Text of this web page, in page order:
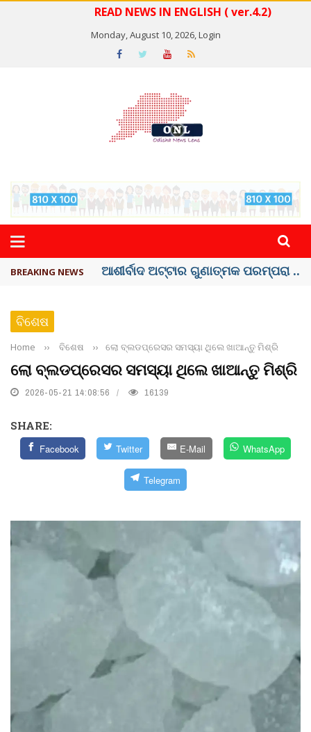
READ NEWS IN ENGLISH ( ver.4.2)
Monday, August 10, 2026,Login
BREAKING NEWS ବେଦାନ୍ତ ଆଲୁମିନିୟର ପ୍ରକଳ୍ପ ସଙ୍ଗମ ...
ବିଶେଷ
Home ›› ବିଶେଷ ›› ଲୋ ବ୍ଲଡପ୍ରେସର ସମସ୍ୟା ଥିଲେ ଖାଆନ୍ତୁ ମିଶ୍ରି
ଲୋ ବ୍ଲଡପ୍ରେସର ସମସ୍ୟା ଥିଲେ ଖାଆନ୍ତୁ ମିଶ୍ରି
2026-05-21 14:08:56 16139
SHARE:
Facebook Twitter E-Mail WhatsApp
Telegram